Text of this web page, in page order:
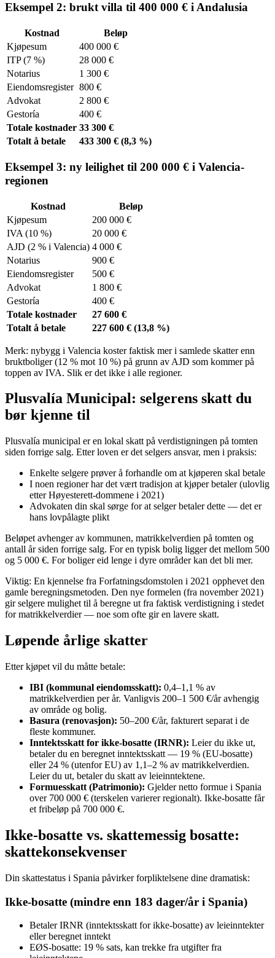
Eksempel 2: brukt villa til 400 000 € i Andalusia
Kostnad
Beløp
Kjøpesum
400 000 €
ITP (7 %)
28 000 €
Notarius
1 300 €
Eiendomsregister 800 €
Advokat
2 800 €
Gestoría
400 €
Totale kostnader 33 300 €
Totalt å betale
433 300 € (8,3 %)
Eksempel 3: ny leilighet til 200 000 € i Valencia-
regionen
Kostnad
Beløp
Kjøpesum
200 000 €
IVA (10 %)
20 000 €
AJD (2 % i Valencia) 4 000 €
Notarius
900 €
Eiendomsregister
500 €
Advokat
1 800 €
Gestoría
400 €
Totale kostnader
27 600 €
Totalt å betale
227 600 € (13,8 %)
Merk: nybygg i Valencia koster faktisk mer i samlede skatter enn
bruktboliger (12 % mot 10 %) på grunn av AJD som kommer på
toppen av IVA. Slik er det ikke i alle regioner.
Plusvalía Municipal: selgerens skatt du
bør kjenne til
Plusvalía municipal er en lokal skatt på verdistigningen på tomten
siden forrige salg. Etter loven er det selgers ansvar, men i praksis:
Enkelte selgere prøver å forhandle om at kjøperen skal betale
I noen regioner har det vært tradisjon at kjøper betaler (ulovlig
etter Høyesterett-dommene i 2021)
Advokaten din skal sørge for at selger betaler dette — det er
hans lovpålagte plikt
Beløpet avhenger av kommunen, matrikkelverdien på tomten og
antall år siden forrige salg. For en typisk bolig ligger det mellom 500
og 5 000 €. For boliger eid lenge i dyre områder kan det bli mer.
Viktig: En kjennelse fra Forfatningsdomstolen i 2021 opphevet den
gamle beregningsmetoden. Den nye formelen (fra november 2021)
gir selgere mulighet til å beregne ut fra faktisk verdistigning i stedet
for matrikkelverdier — noe som ofte gir en lavere skatt.
Løpende årlige skatter
Etter kjøpet vil du måtte betale:
IBI (kommunal eiendomsskatt): 0,4–1,1 % av
matrikkelverdien per år. Vanligvis 200–1 500 €/år avhengig
av område og bolig.
Basura (renovasjon): 50–200 €/år, fakturert separat i de
fleste kommuner.
Inntektsskatt for ikke-bosatte (IRNR): Leier du ikke ut,
betaler du en beregnet inntektsskatt — 19 % (EU-bosatte)
eller 24 % (utenfor EU) av 1,1–2 % av matrikkelverdien.
Leier du ut, betaler du skatt av leieinntektene.
Formuesskatt (Patrimonio): Gjelder netto formue i Spania
over 700 000 € (terskelen varierer regionalt). Ikke-bosatte får
et fribeløp på 700 000 €.
Ikke-bosatte vs. skattemessig bosatte:
skattekonsekvenser
Din skattestatus i Spania påvirker forpliktelsene dine dramatisk:
Ikke-bosatte (mindre enn 183 dager/år i Spania)
Betaler IRNR (inntektsskatt for ikke-bosatte) av leieinntekter
eller beregnet inntekt
EØS-bosatte: 19 % sats, kan trekke fra utgifter fra